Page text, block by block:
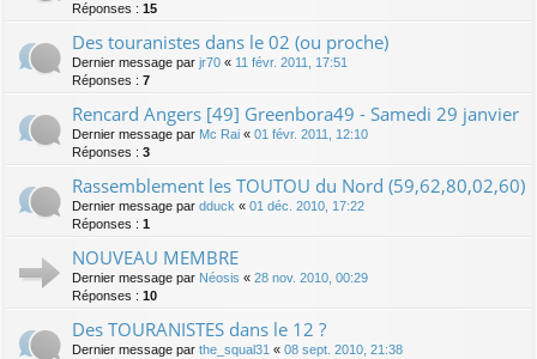
Réponses : 15
Des touranistes dans le 02 (ou proche)
Dernier message par jr70 « 11 févr. 2011, 17:51
Réponses : 7
Rencard Angers [49] Greenbora49 - Samedi 29 janvier
Dernier message par Mc Rai « 01 févr. 2011, 12:10
Réponses : 3
Rassemblement les TOUTOU du Nord (59,62,80,02,60)
Dernier message par dduck « 01 déc. 2010, 17:22
Réponses : 1
NOUVEAU MEMBRE
Dernier message par Néosis « 28 nov. 2010, 00:29
Réponses : 10
Des TOURANISTES dans le 12 ?
Dernier message par the_squal31 « 08 sept. 2010, 21:38